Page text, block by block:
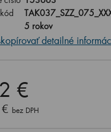
5 rokov
detailné
€
bez DPH